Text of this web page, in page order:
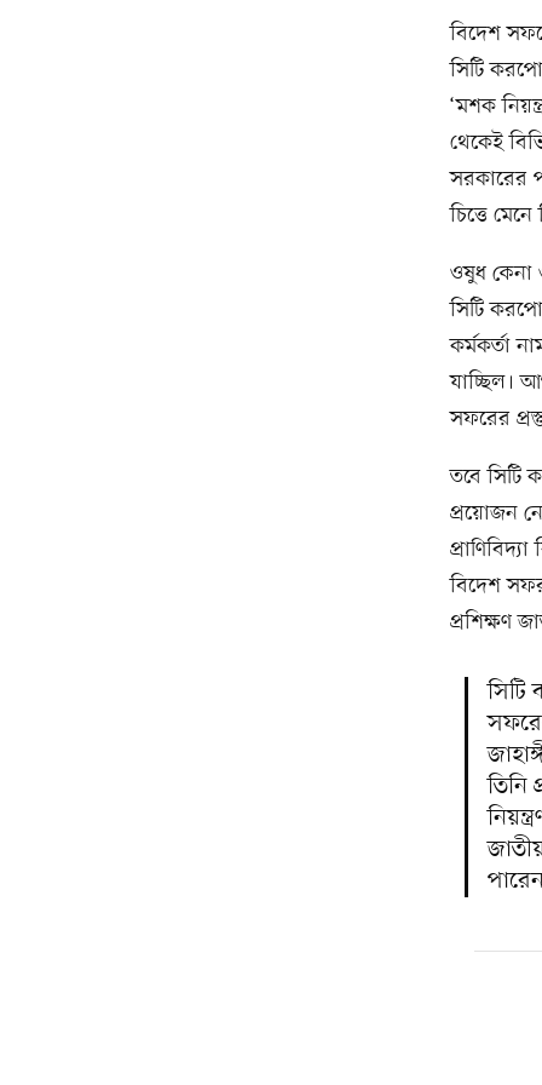
বিদেশ
সিটি
‘মশক
থেকেই
সরকারের
চিত্তে মেনে
ওষুধ কেনা
সিটি
কর্মকর্তা
যাচ্ছিল।
সফরের
তবে সিটি
প্রয়োজন
বিদেশ
প্রশিক্ষণ
সিটি